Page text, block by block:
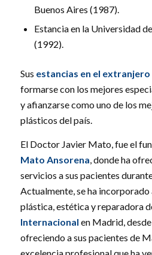
Buenos Aires (1987).
Estancia en la Universidad
(1992).
Sus estancias en el extranjero
formarse con los mejores
y afianzarse como uno de los
plásticos del país.
El Doctor Javier Mato, fue el
Mato Ansorena , donde ha
servicios a sus pacientes
Actualmente, se ha incorporado
plástica, estética y reparadora
Internacional en Madrid,
ofreciendo a sus pacientes de
excelencia profesional que ha